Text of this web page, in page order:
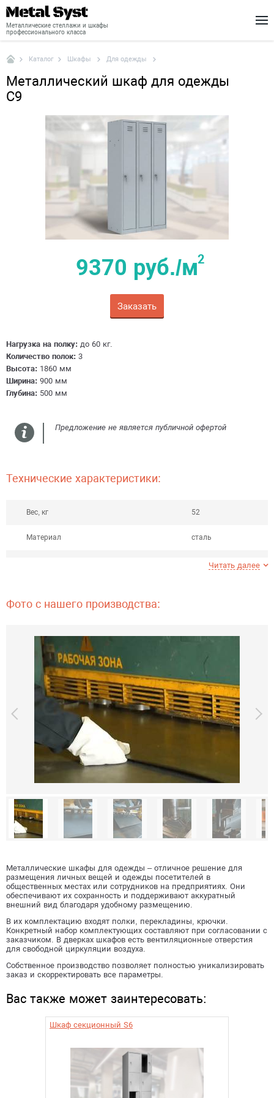
Металлические стеллажи и шкафы
профессионального класса
Каталог
Шкафы
Доставка
+7 (495) 646-04-78
Получить консультацию
Каталог Шкафы Для одежды
Металлический шкаф для одежды
C9
9370 руб./м2
Заказать
Нагрузка на полку: до 60 кг.
Количество полок: 3
Высота: 1860 мм
Ширина: 900 мм
Глубина: 500 мм
Предложение не является публичной офертой
Технические характеристики:
Вес, кг 52
Материал сталь
порошковая
Вентиляционные отверстия
Регулировка полок по высоте нет
Перекладины для плечиков
Тип замка ключевой
1 год
Страна производитель
Перед окраской все детали шкафа проходят стадии
Читать далее
Фото с нашего производства:
Металлические шкафы для одежды – отличное решение для
размещения личных вещей и одежды посетителей в
общественных местах или сотрудников на предприятиях. Они
обеспечивают их сохранность и поддерживают аккуратный
внешний вид благодаря удобному размещению.
В их комплектацию входят полки, перекладины, крючки.
Конкретный набор комплектующих составляют при согласовании с
заказчиком. В дверках шкафов есть вентиляционные отверстия
для свободной циркуляции воздуха.
Собственное производство позволяет полностью уникализировать
заказ и скорректировать все параметры.
Вас также может заинтересовать:
Шкаф секционный S6